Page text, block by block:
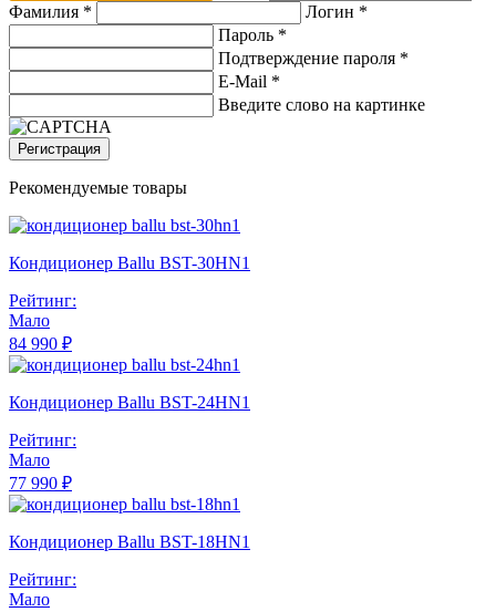
Фамилия *
Логин *
Пароль *
Подтверждение пароля *
E-Mail *
Введите слово на картинке
Регистрация
Рекомендуемые товары
Кондиционер Ballu BST-30HN1
Рейтинг:
Мало
84 990 ₽
Кондиционер Ballu BST-24HN1
Рейтинг:
Мало
77 990 ₽
Кондиционер Ballu BST-18HN1
Рейтинг:
Мало